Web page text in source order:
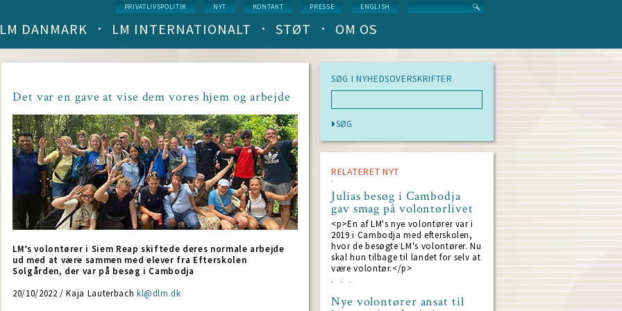
Service
menu
PRIVATLIVSPOLITIK NYT KONTAKT PRESSE ENGLISH
Main
(level
1)
LM DANMARK LM INTERNATIONALT STØT OM OS
Det var en gave at vise dem vores hjem og arbejde
LM’s volontører i Siem Reap skiftede deres normale arbejde
ud med at være sammen med elever fra Efterskolen
Solgården, der var på besøg i Cambodja
20/10/2022 / Kaja Lauterbach kl@dlm.dk
SØG I NYHEDSOVERSKRIFTER
RELATERET NYT
Julias besøg i Cambodja
gav smag på volontørlivet
<p>En af LM's nye volontører var i
2019 i Cambodja med efterskolen,
hvor de besøgte LM's volontører. Nu
skal hun tilbage til landet for selv at
være volontør.</p>
Nye volontører ansat til